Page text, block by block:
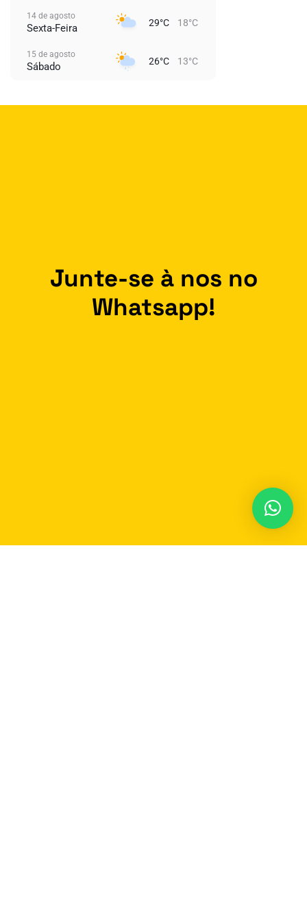
14 de agosto
Sexta-Feira 29°C 18°C
15 de agosto
Sábado 26°C 13°C
Junte-se à nos no
Whatsapp!